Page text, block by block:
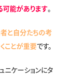
能があります。
と自分たちの考
ことが重要です。
ニケーションにタ